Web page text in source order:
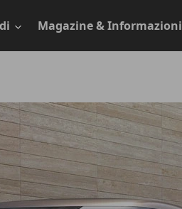
Magazine & Informazioni